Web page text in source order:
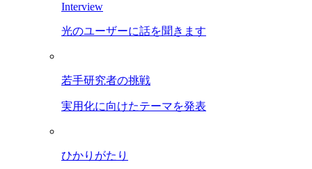
Interview
光のユーザーに話を聞きます
若手研究者の挑戦
実用化に向けたテーマを発表
ひかりがたり